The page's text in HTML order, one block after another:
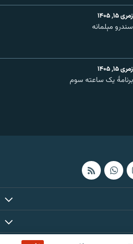
زمری ۱۵, ۱۴۰۵
سندرو مېلمانه
زمری ۱۵, ۱۴۰۵
برنامۀ یک ساعته سوم